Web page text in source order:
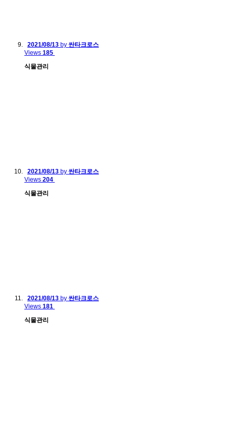
2021/08/13 by 싼타크로스
Views 185
식물관리
2021/08/13 by 싼타크로스
Views 204
식물관리
2021/08/13 by 싼타크로스
Views 181
식물관리